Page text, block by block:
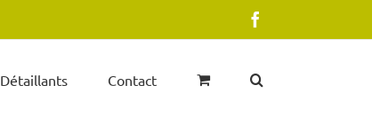
Détaillants Contact